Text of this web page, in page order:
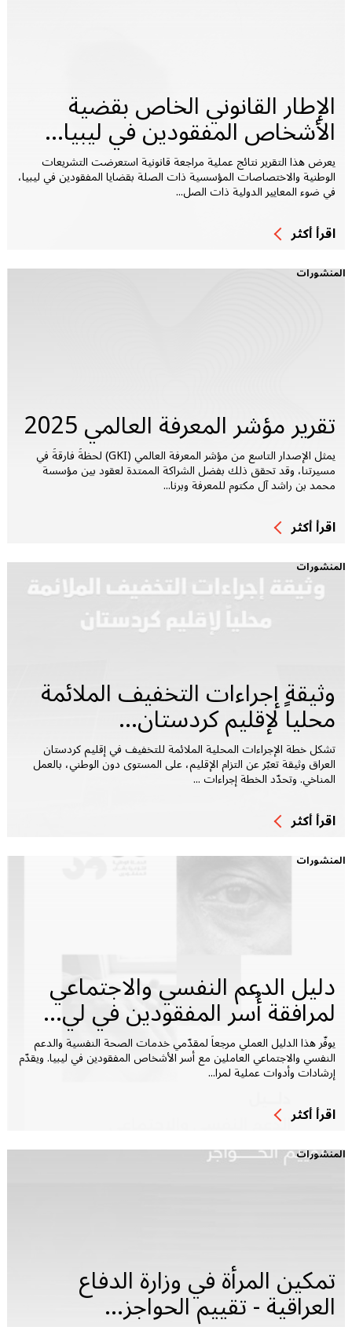
الإطار القانوني الخاص بقضية
الأشخاص المفقودين في ليبيا...
يعرض هذا التقرير نتائج عملية مراجعة قانونية استعرضت التشريعات
الوطنية والاختصاصات المؤسسية ذات الصلة بقضايا المفقودين في ليبيا،
في ضوء المعايير الدولية ذات الصل...
اقرأ أكثر
المنشورات
تقرير مؤشر المعرفة العالمي 2025
يمثل الإصدار التاسع من مؤشر المعرفة العالمي (GKI) لحظةً فارقةً في
مسيرتنا، وقد تحقق ذلك بفضل الشراكة الممتدة لعقود بين مؤسسة
محمد بن راشد آل مكتوم للمعرفة وبرنا...
اقرأ أكثر
المنشورات
وثيقة إجراءات التخفيف الملائمة
محلياً لإقليم كردستان...
تشكل خطة الإجراءات المحلية الملائمة للتخفيف في إقليم كردستان
العراق وثيقة تعبّر عن التزام الإقليم، على المستوى دون الوطني، بالعمل
المناخي. وتحدّد الخطة إجراءات ...
اقرأ أكثر
المنشورات
دليل الدعم النفسي والاجتماعي
لمرافقة أُسر المفقودين في لي...
يوفّر هذا الدليل العملي مرجعاً لمقدّمي خدمات الصحة النفسية والدعم
النفسي والاجتماعي العاملين مع أسر الأشخاص المفقودين في ليبيا. ويقدّم
إرشادات وأدوات عملية لمرا...
اقرأ أكثر
المنشورات
تمكين المرأة في وزارة الدفاع
العراقية - تقييم الحواجز...